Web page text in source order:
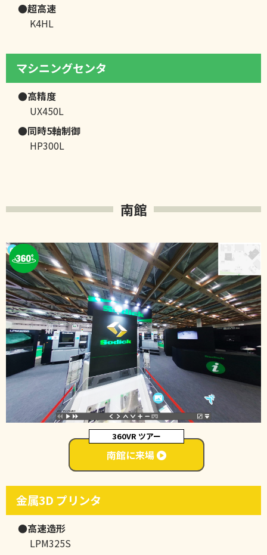
●超高速
K4HL
マシニングセンタ
●高精度
UX450L
●同時5軸制御
HP300L
南館
360VR ツアー
南館に来場
金属3D プリンタ
●高速造形
LPM325S